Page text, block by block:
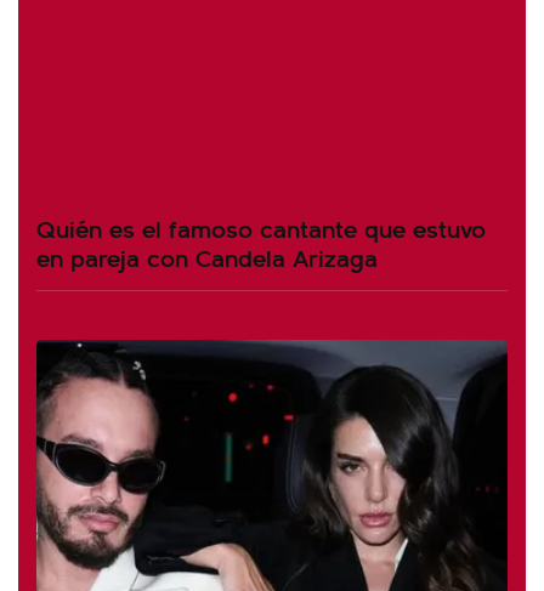
Quién es el famoso cantante que estuvo
en pareja con Candela Arizaga